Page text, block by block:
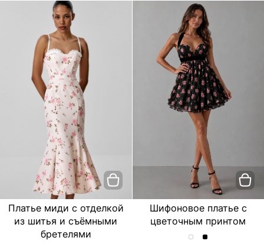
Платье миди с отделкой
из шитья и съёмными
бретелями
Шифоновое платье с
цветочным принтом
Шифоновое
Шифоновое